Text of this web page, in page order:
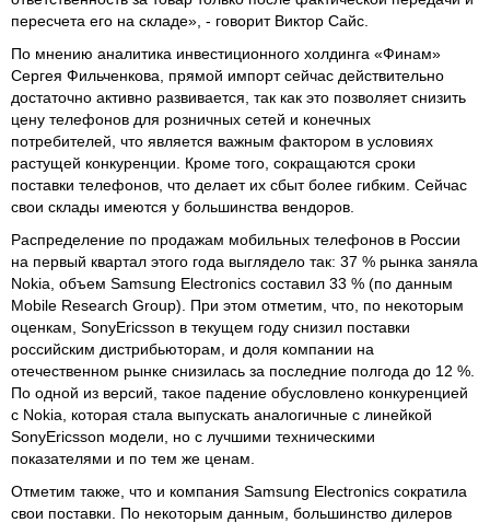
пересчета его на складе», - говорит Виктор Сайс.
По мнению аналитика инвестиционного холдинга «Финам»
Сергея Фильченкова, прямой импорт сейчас действительно
достаточно активно развивается, так как это позволяет снизить
цену телефонов для розничных сетей и конечных
потребителей, что является важным фактором в условиях
растущей конкуренции. Кроме того, сокращаются сроки
поставки телефонов, что делает их сбыт более гибким. Сейчас
свои склады имеются у большинства вендоров.
Распределение по продажам мобильных телефонов в России
на первый квартал этого года выглядело так: 37 % рынка заняла
Nokia, объем Samsung Electronics составил 33 % (по данным
Mobile Research Group). При этом отметим, что, по некоторым
оценкам, SonyEricsson в текущем году снизил поставки
российским дистрибьюторам, и доля компании на
отечественном рынке снизилась за последние полгода до 12 %.
По одной из версий, такое падение обусловлено конкуренцией
с Nokia, которая стала выпускать аналогичные с линейкой
SonyEricsson модели, но с лучшими техническими
показателями и по тем же ценам.
Отметим также, что и компания Samsung Electronics сократила
свои поставки. По некоторым данным, большинство дилеров